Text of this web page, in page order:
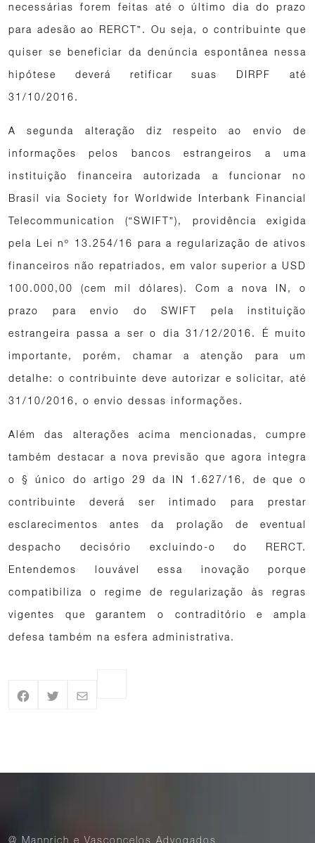
necessárias forem feitas até o último dia do prazo
para adesão ao RERCT”. Ou seja, o contribuinte que
quiser se beneficiar da denúncia espontânea nessa
hipótese deverá retificar suas DIRPF até
31/10/2016.
A segunda alteração diz respeito ao envio de
informações pelos bancos estrangeiros a uma
instituição financeira autorizada a funcionar no
Brasil via Society for Worldwide Interbank Financial
Telecommunication (“SWIFT”), providência exigida
pela Lei nº 13.254/16 para a regularização de ativos
financeiros não repatriados, em valor superior a USD
100.000,00 (cem mil dólares). Com a nova IN, o
prazo para envio do SWIFT pela instituição
estrangeira passa a ser o dia 31/12/2016. É muito
importante, porém, chamar a atenção para um
detalhe: o contribuinte deve autorizar e solicitar, até
31/10/2016, o envio dessas informações.
Além das alterações acima mencionadas, cumpre
também destacar a nova previsão que agora integra
o § único do artigo 29 da IN 1.627/16, de que o
contribuinte deverá ser intimado para prestar
esclarecimentos antes da prolação de eventual
despacho decisório excluindo-o do RERCT.
Entendemos louvável essa inovação porque
compatibiliza o regime de regularização às regras
vigentes que garantem o contraditório e ampla
defesa também na esfera administrativa.
@ Mannrich e Vasconcelos Advogados